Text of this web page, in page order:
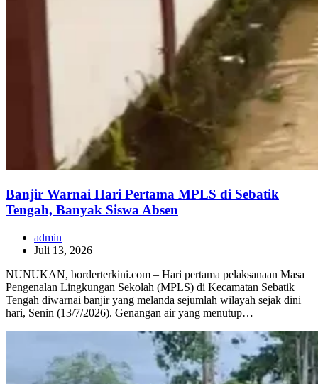
Banjir Warnai Hari Pertama MPLS di Sebatik
Tengah, Banyak Siswa Absen
admin
Juli 13, 2026
NUNUKAN, borderterkini.com – Hari pertama pelaksanaan Masa
Pengenalan Lingkungan Sekolah (MPLS) di Kecamatan Sebatik
Tengah diwarnai banjir yang melanda sejumlah wilayah sejak dini
hari, Senin (13/7/2026). Genangan air yang menutup…